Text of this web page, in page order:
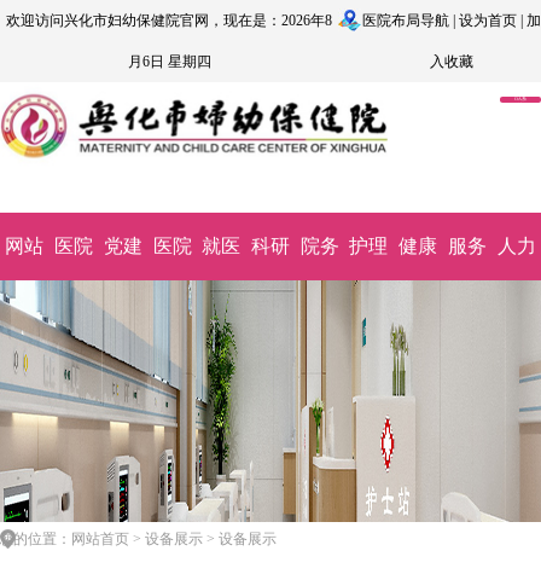
欢迎访问兴化市妇幼保健院官网，现在是：2026年8
月6日 星期四
医院布局导航| 设为首页| 加
入收藏
OA系
网站
首页
医院
概况
党建
文化
医院
动态
就医
指南
科研
教学
院务
公开
护理
园地
健康
科普
服务
监督
人力
资源
您的位置：网站首页 > 设备展示 > 设备展示